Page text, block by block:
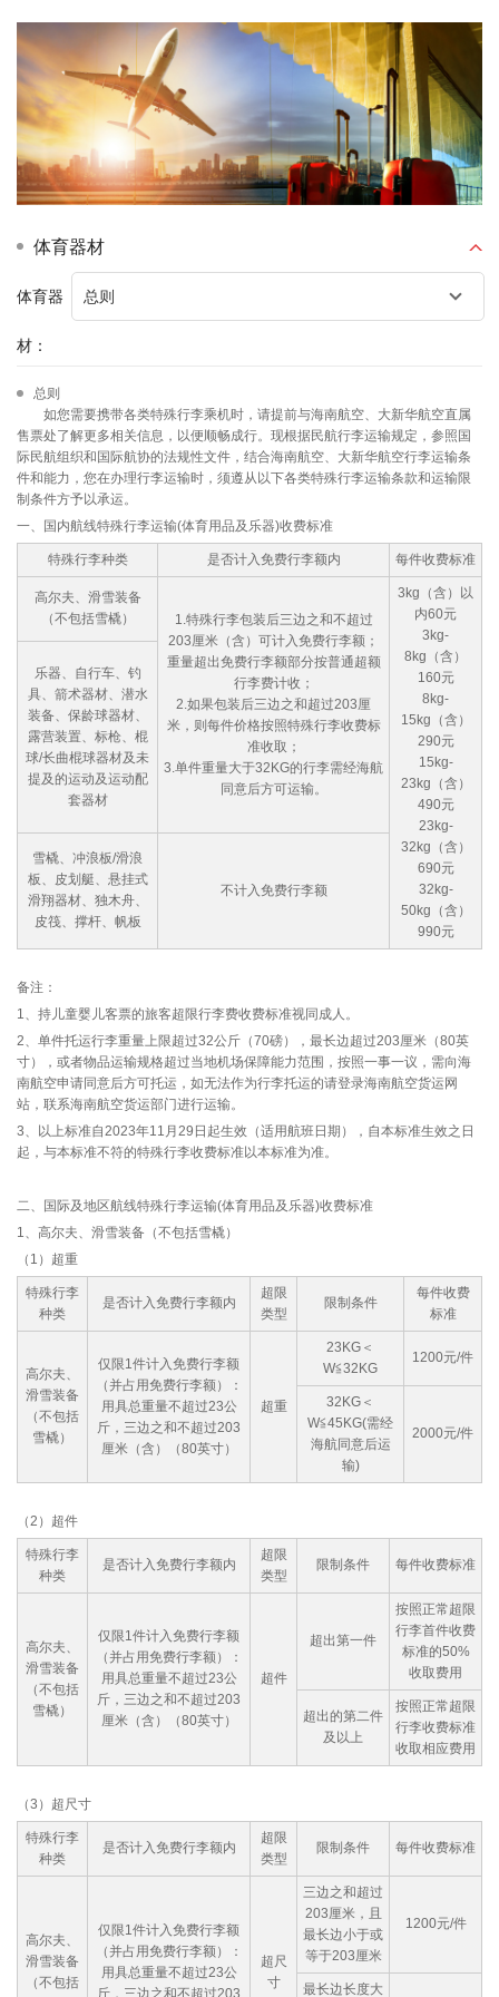
体育器材
体育器
材：
总则
如您需要携带各类特殊行李乘机时，请提前与海南航空、大新华航空直属
售票处了解更多相关信息，以便顺畅成行。现根据民航行李运输规定，参照国
际民航组织和国际航协的法规性文件，结合海南航空、大新华航空行李运输条
件和能力，您在办理行李运输时，须遵从以下各类特殊行李运输条款和运输限
制条件方予以承运。
一、国内航线特殊行李运输(体育用品及乐器)收费标准
特殊行李种类 是否计入免费行李额内 每件收费标准
高尔夫、滑雪装备
（不包括雪橇）
1.特殊行李包装后三边之和不超过
203厘米（含）可计入免费行李额；
重量超出免费行李额部分按普通超额
行李费计收；
2.如果包装后三边之和超过203厘
米，则每件价格按照特殊行李收费标
准收取；
3.单件重量大于32KG的行李需经海航
同意后方可运输。
3kg（含）以
内60元
3kg-
8kg（含）
160元
8kg-
15kg（含）
290元
15kg-
23kg（含）
490元
23kg-
32kg（含）
690元
32kg-
50kg（含）
990元
乐器、自行车、钓
具、箭术器材、潜水
装备、保龄球器材、
露营装置、标枪、棍
球/长曲棍球器材及未
提及的运动及运动配
套器材
雪橇、冲浪板/滑浪
板、皮划艇、悬挂式
滑翔器材、独木舟、
皮筏、撑杆、帆板
不计入免费行李额
备注：
1、持儿童婴儿客票的旅客超限行李费收费标准视同成人。
2、单件托运行李重量上限超过32公斤（70磅），最长边超过203厘米（80英
寸），或者物品运输规格超过当地机场保障能力范围，按照一事一议，需向海
南航空申请同意后方可托运，如无法作为行李托运的请登录海南航空货运网
站，联系海南航空货运部门进行运输。
3、以上标准自2023年11月29日起生效（适用航班日期），自本标准生效之日
起，与本标准不符的特殊行李收费标准以本标准为准。
二、国际及地区航线特殊行李运输(体育用品及乐器)收费标准
1、高尔夫、滑雪装备（不包括雪橇）
（1）超重
特殊行李
种类
是否计入免费行李额内
超限
类型
限制条件
每件收费
标准
高尔夫、
滑雪装备
（不包括
雪橇）
仅限1件计入免费行李额
（并占用免费行李额）：
用具总重量不超过23公
斤，三边之和不超过203
厘米（含）（80英寸）
超重
23KG＜
W≦32KG
1200元/件
32KG＜
W≦45KG(需经
海航同意后运
输)
2000元/件
（2）超件
特殊行李
种类
是否计入免费行李额内
超限
类型
限制条件 每件收费标准
高尔夫、
滑雪装备
（不包括
雪橇）
仅限1件计入免费行李额
（并占用免费行李额）：
用具总重量不超过23公
斤，三边之和不超过203
厘米（含）（80英寸）
超件
超出第一件
按照正常超限
行李首件收费
标准的50%
收取费用
超出的第二件
及以上
按照正常超限
行李收费标准
收取相应费用
（3）超尺寸
特殊行李
种类
是否计入免费行李额内
超限
类型
限制条件 每件收费标准
高尔夫、
滑雪装备
（不包括
仅限1件计入免费行李额
（并占用免费行李额）：
用具总重量不超过23公
超尺
寸
三边之和超过
203厘米，且
最长边小于或
等于203厘米
1200元/件
最长边长度大